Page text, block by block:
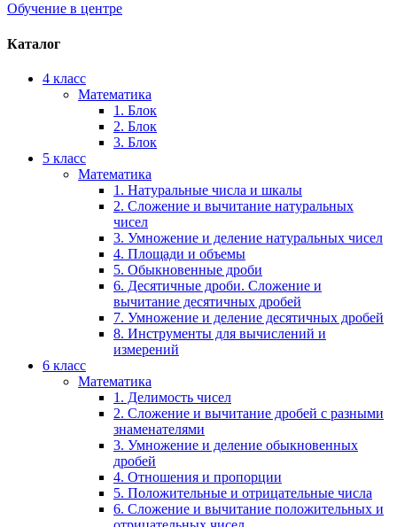
Обучение в центре
Каталог
4 класс
Математика
1. Блок
2. Блок
3. Блок
5 класс
Математика
1. Натуральные числа и шкалы
2. Сложение и вычитание натуральных
чисел
3. Умножение и деление натуральных чисел
4. Площади и объемы
5. Обыкновенные дроби
6. Десятичные дроби. Сложение и
вычитание десятичных дробей
7. Умножение и деление десятичных дробей
8. Инструменты для вычислений и
измерений
6 класс
Математика
1. Делимость чисел
2. Сложение и вычитание дробей с разными
знаменателями
3. Умножение и деление обыкновенных
дробей
4. Отношения и пропорции
5. Положительные и отрицательные числа
6. Сложение и вычитание положительных и